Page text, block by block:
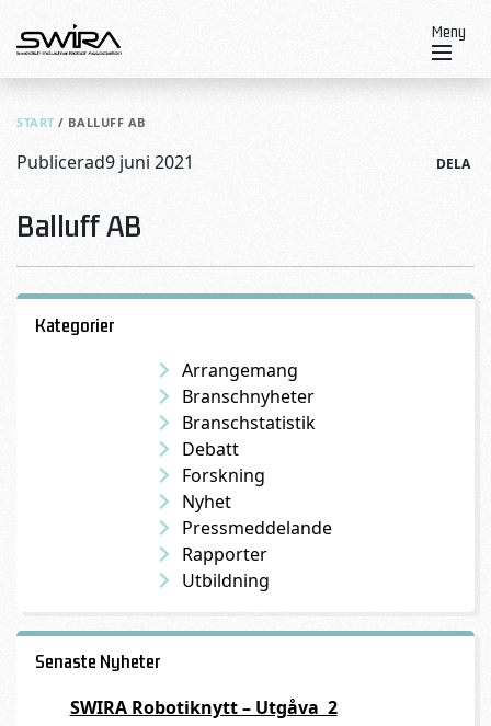
Meny
START / BALLUFF AB
Publicerad9 juni 2021 DELA
Balluff AB
Kategorier
Arrangemang
Branschnyheter
Branschstatistik
Debatt
Forskning
Nyhet
Pressmeddelande
Rapporter
Utbildning
Senaste Nyheter
SWIRA Robotiknytt – Utgåva 2